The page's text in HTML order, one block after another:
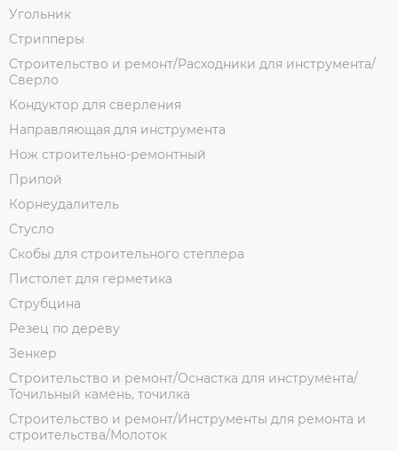
Угольник
Стрипперы
Строительство и ремонт/Расходники для инструмента/
Сверло
Кондуктор для сверления
Направляющая для инструмента
Нож строительно-ремонтный
Припой
Корнеудалитель
Стусло
Скобы для строительного степлера
Пистолет для герметика
Струбцина
Резец по дереву
Зенкер
Строительство и ремонт/Оснастка для инструмента/
Точильный камень, точилка
Строительство и ремонт/Инструменты для ремонта и
строительства/Молоток